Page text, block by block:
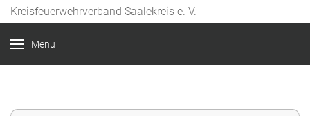
Kreisfeuerwehrverband Saalekreis e. V.
Menu
Year Month